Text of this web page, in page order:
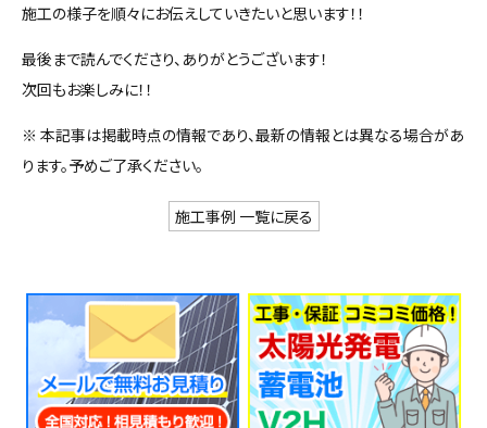
施工の様子を順々にお伝えしていきたいと思います！！
最後まで読んでくださり、ありがとうございます！
次回もお楽しみに！！
※ 本記事は掲載時点の情報であり、最新の情報とは異なる場合があ
ります。予めご了承ください。
施工事例 一覧に戻る